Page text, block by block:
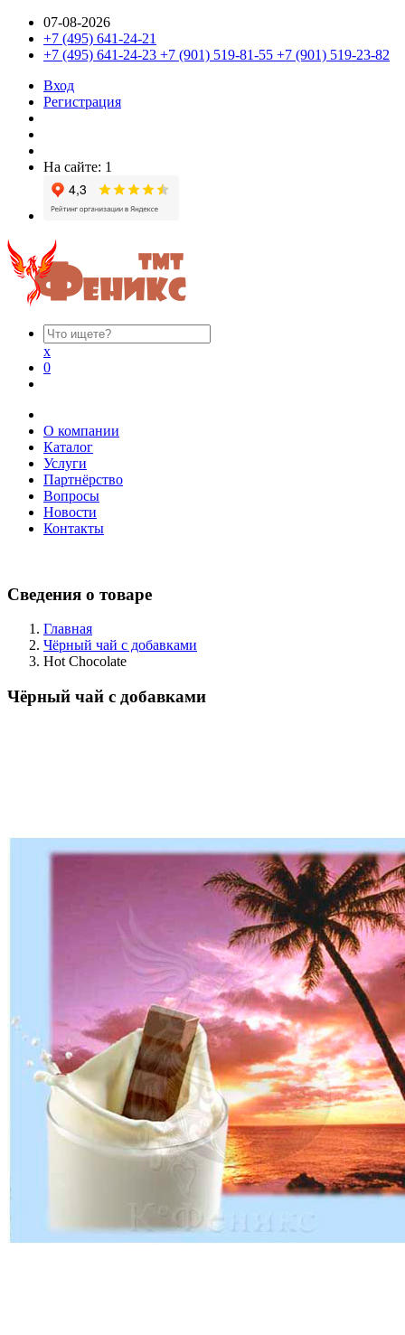
07-08-2026
+7 (495) 641-24-21
+7 (495) 641-24-23 +7 (901) 519-81-55 +7 (901) 519-23-82
Вход
Регистрация
На сайте: 1
x
0
О компании
Каталог
Услуги
Партнёрство
Вопросы
Новости
Контакты
Сведения о товаре
Главная
Чёрный чай с добавками
Hot Chocolate
Чёрный чай с добавками